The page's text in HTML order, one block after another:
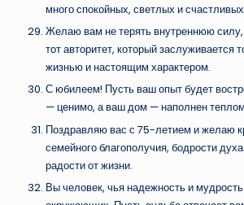
много спокойных, светлых и
Желаю вам не терять внутреннюю
тот авторитет, который заслуживается
жизнью и настоящим характером.
С юбилеем! Пусть ваш опыт будет
— ценимо, а ваш дом — наполнен
Поздравляю вас с 75-летием и желаю
семейного благополучия, бодрости
радости от жизни.
Вы человек, чья надежность и